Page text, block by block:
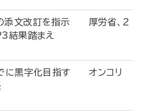
添文改訂を指示 厚労省、2
結果踏まえ
に黒字化目指す オンコリ